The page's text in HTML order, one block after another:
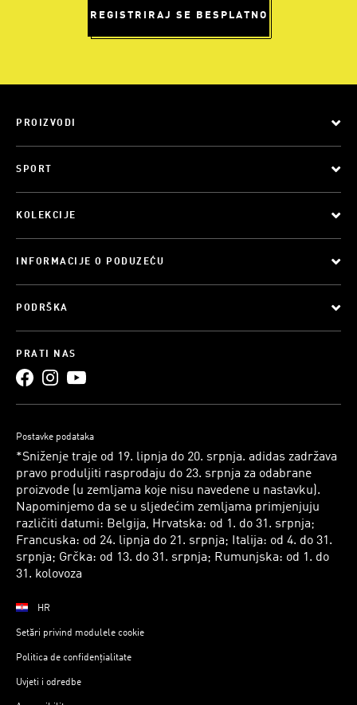
REGISTRIRAJ SE BESPLATNO
PROIZVODI
SPORT
KOLEKCIJE
INFORMACIJE O PODUZEĆU
PODRŠKA
PRATI NAS
Postavke podataka
*Sniženje traje od 19. lipnja do 20. srpnja. adidas zadržava
pravo produljiti rasprodaju do 23. srpnja za odabrane
proizvode (u zemljama koje nisu navedene u nastavku).
Napominjemo da se u sljedećim zemljama primjenjuju
različiti datumi: Belgija, Hrvatska: od 1. do 31. srpnja;
Francuska: od 24. lipnja do 21. srpnja; Italija: od 4. do 31.
srpnja; Grčka: od 13. do 31. srpnja; Rumunjska: od 1. do
31. kolovoza
HR
Setări privind modulele cookie
Politica de confidențialitate
Uvjeti i odredbe